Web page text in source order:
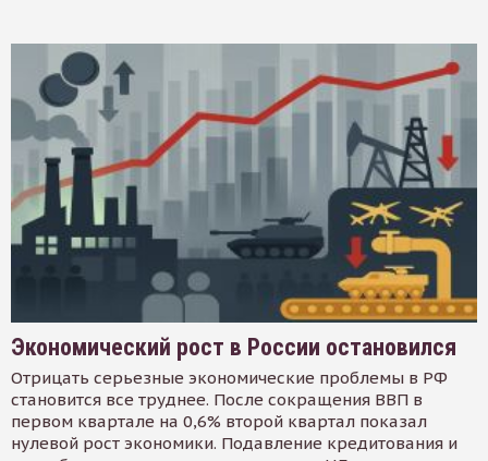
Экономический рост в России остановился
Отрицать серьезные экономические проблемы в РФ
становится все труднее. После сокращения ВВП в
первом квартале на 0,6% второй квартал показал
нулевой рост экономики. Подавление кредитования и